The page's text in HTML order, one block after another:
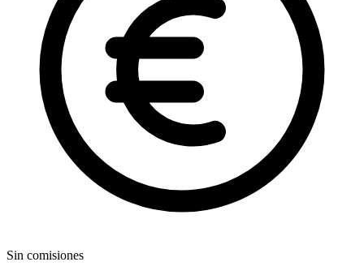
Sin comisiones